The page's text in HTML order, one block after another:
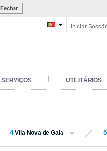
Fechar
Iniciar Sessão
SERVIÇOS UTILITÁRIOS
4 Vila Nova de Gaia 5